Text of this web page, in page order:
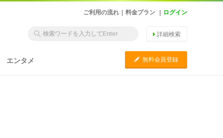
ご利用の流れ 料金プラン ログイン
詳細検索
エンタメ C 無料会員登録